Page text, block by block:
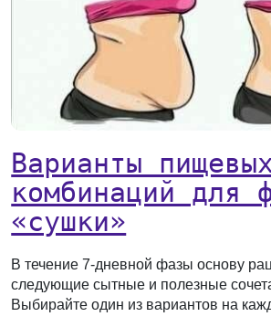
Варианты пищевых
комбинаций для
«сушки»
В течение 7-дневной фазы основу
следующие сытные и полезные
Выбирайте один из вариантов на